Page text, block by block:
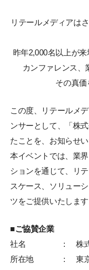
リテールメディアは
昨年2,000名以上が
カンファレンス、
その真価
この度、リテールメ
ンサーとして、「株
たことを、お知らせい
本イベントでは、業
ションを通じて、リ
スケース、ソリュー
ツをご提供いたします
■ご協賛企業
社名
： 株
所在地
： 東